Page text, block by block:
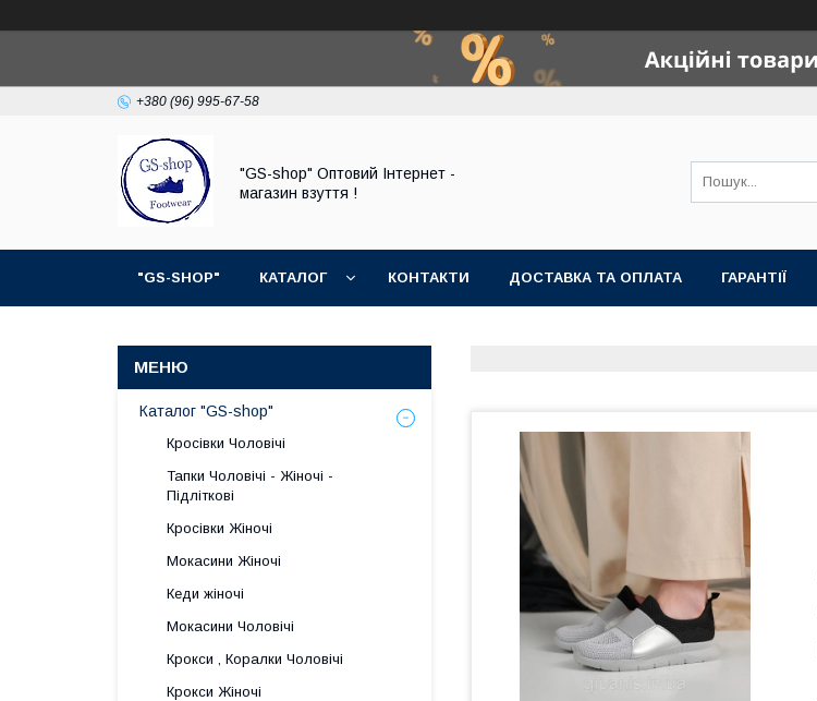
+380 (96) 995-67-58
"GS-shop" Оптовий Інтернет -
магазин взуття !
"GS-SHOP" КАТАЛОГ КОНТАКТИ ДОСТАВКА ТА ОПЛАТА ГАРАНТІЇ
Каталог "GS-shop"
Кросівки Чоловічі
Тапки Чоловічі - Жіночі -
Підліткові
Кросівки Жіночі
Мокасини Жіночі
Кеди жіночі
Мокасини Чоловічі
Крокси , Коралки Чоловічі
Крокси Жіночі